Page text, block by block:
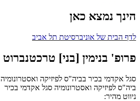
הינך נמצא כאן
לדף הבית של אוניברסיטת תל אביב
פרופ' בנימין [בני] טרכטנברוט
סגל אקדמי בכיר בביה"ס לפיזיקה ואסטרונומיה
ביה"ס לפיזיקה ואסטרונומיה סגל אקדמי בכיר
ניווט מהיר: